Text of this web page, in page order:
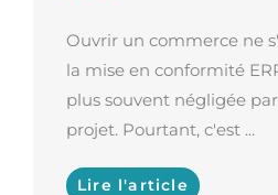
Ouvrir un commerce ne
la mise en conformité
plus souvent négligée
projet. Pourtant, c'est ...
Lire l'article